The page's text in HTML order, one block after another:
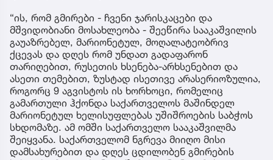
“ის, რომ გმირები - ჩვენი ჯარისკაცები და
მშვიდობიანი მოსახლეობა - შეეწირა სააკაშვილის
გაუაზრებელ, მარიონეტულ, მოღალატეობრივ
ქცევას და დღეს რომ უნდათ გადაფარონ
თარიღებით, რუსეთის ხსენება-არხსენებით და
ასეთი თემებით, ზუსტად ისეთივე არასერიოზულია,
როგორც 9 აგვისტოს ის ხორხოცი, რომელიც
გამართული ჰქონდა საქართველოს მაშინდელ
მარიონეტულ ხელისუფლებას უშიშროების საბჭოს
სხდომაზე. ამ ომში საქართველო სააკაშვილმა
შეიყვანა. საქართველომ ნგრევა მიიღო მისი
დამსახურებით და დღეს ცდილობენ გმირების